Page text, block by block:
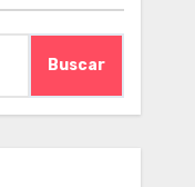
Buscar